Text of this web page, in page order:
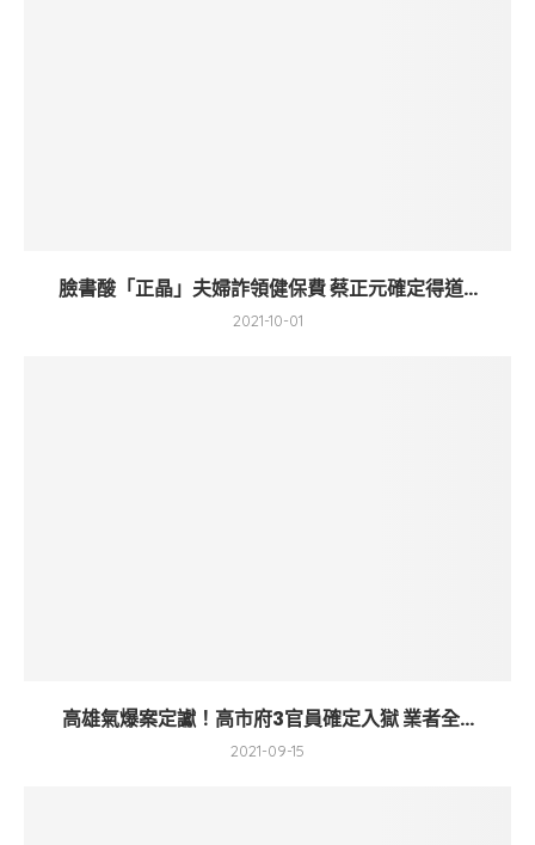
臉書酸「正晶」夫婦詐領健保費 蔡正元確定得道...
2021-10-01
高雄氣爆案定讞！高市府3官員確定入獄 業者全...
2021-09-15